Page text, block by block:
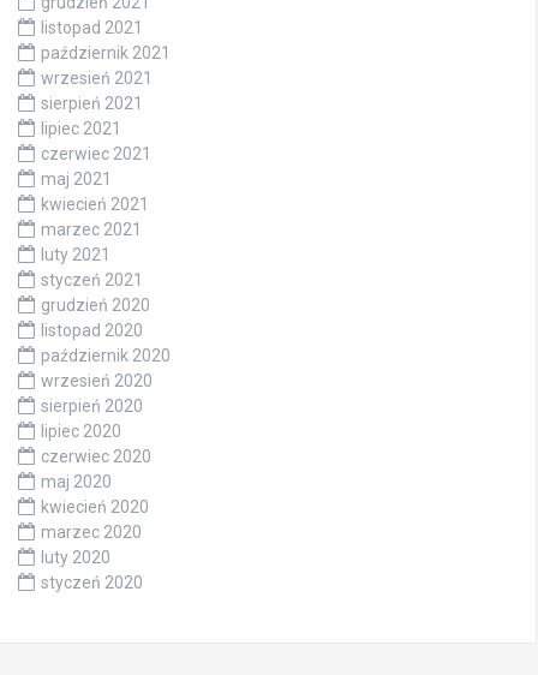
listopad 2021
październik 2021
wrzesień 2021
sierpień 2021
lipiec 2021
czerwiec 2021
maj 2021
kwiecień 2021
marzec 2021
luty 2021
styczeń 2021
grudzień 2020
listopad 2020
październik 2020
wrzesień 2020
sierpień 2020
lipiec 2020
czerwiec 2020
maj 2020
kwiecień 2020
marzec 2020
luty 2020
styczeń 2020